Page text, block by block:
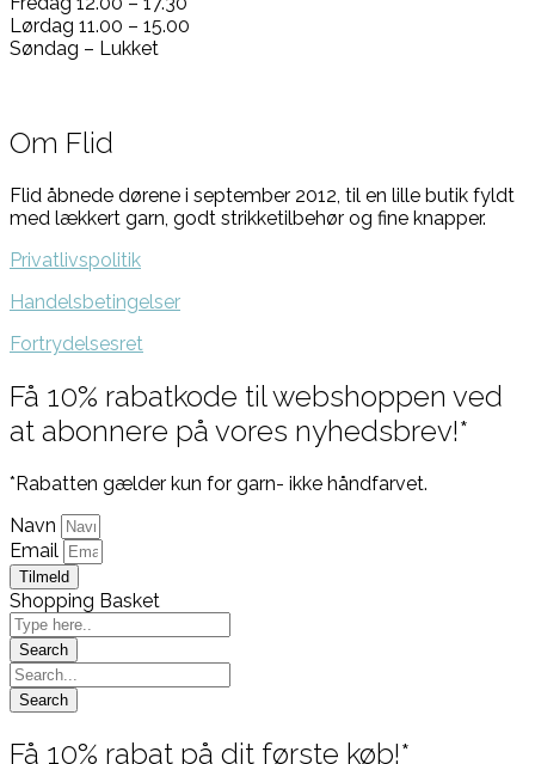
Lørdag 11.00 – 15.00
Søndag – Lukket
Om Flid
Flid åbnede dørene i september 2012, til en lille butik fyldt
med lækkert garn, godt strikketilbehør og fine knapper.
Privatlivspolitik
Handelsbetingelser
Fortrydelsesret
Få 10% rabatkode til webshoppen ved
at abonnere på vores nyhedsbrev!*
*Rabatten gælder kun for garn- ikke håndfarvet.
Navn
Email
Tilmeld
Shopping Basket
Få 10% rabat på dit første køb!*